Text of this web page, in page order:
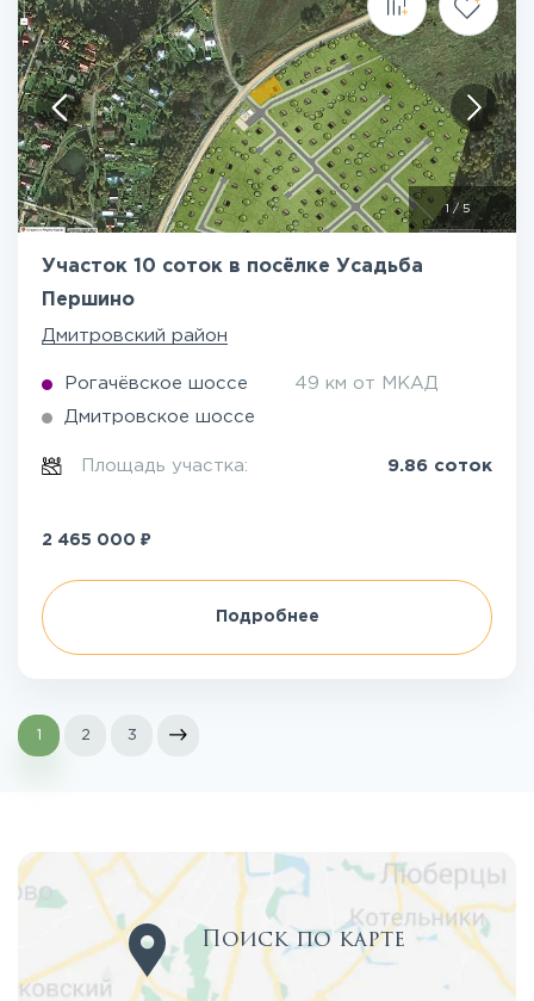
/ 5
Участок 10 соток в посёлке Усадьба
Першино
Дмитровский район
Рогачёвское шоссе 49 км от МКАД
Дмитровское шоссе
Площадь участка: 9.86 соток
2 465 000 ₽
Подробнее
1 2 3
Поиск по карте